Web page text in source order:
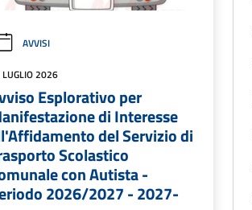
AVVISI
2026
Esplorativo per
di Interesse
del Servizio di
Scolastico
con Autista -
2026/2027 - 2027-